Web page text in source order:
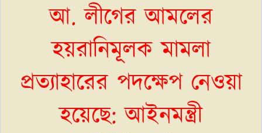
আ. লীগের আমলের
হয়রানিমূলক মামলা
প্রত্যাহারের পদক্ষেপ নেওয়া
হয়েছে: আইনমন্ত্রী